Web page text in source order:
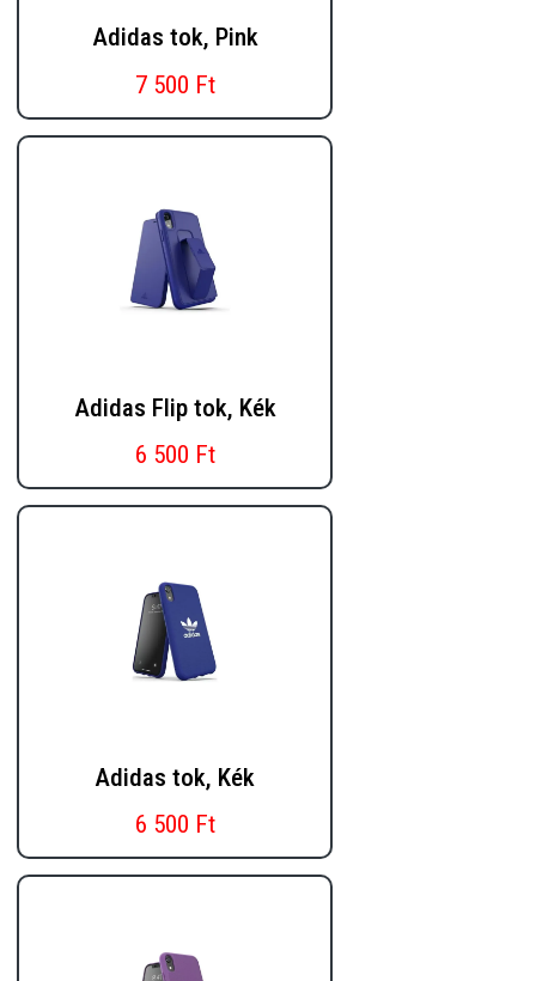
Adidas tok, Pink
7 500 Ft
Adidas Flip tok, Kék
6 500 Ft
Adidas tok, Kék
6 500 Ft